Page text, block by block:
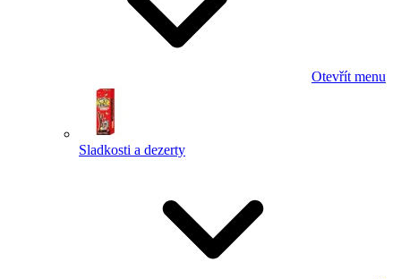
Otevřít menu
Sladkosti a dezerty